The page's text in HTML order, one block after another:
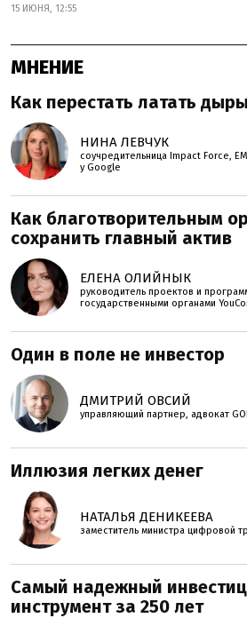
15 ИЮНЯ, 12:55
МНЕНИЕ
Как перестать латать
НИНА ЛЕВЧУК
соучредительница Impact Force,
у Google
Как благотворительным
сохранить главный актив
ЕЛЕНА ОЛИЙНЫК
руководитель проектов и
государственными органами
Один в поле не инвестор
ДМИТРИЙ ОВСИЙ
управляющий партнер, адвокат
Иллюзия легких денег
НАТАЛЬЯ ДЕНИКЕЕВА
заместитель министра цифровой
Самый надежный
инструмент за 250 лет